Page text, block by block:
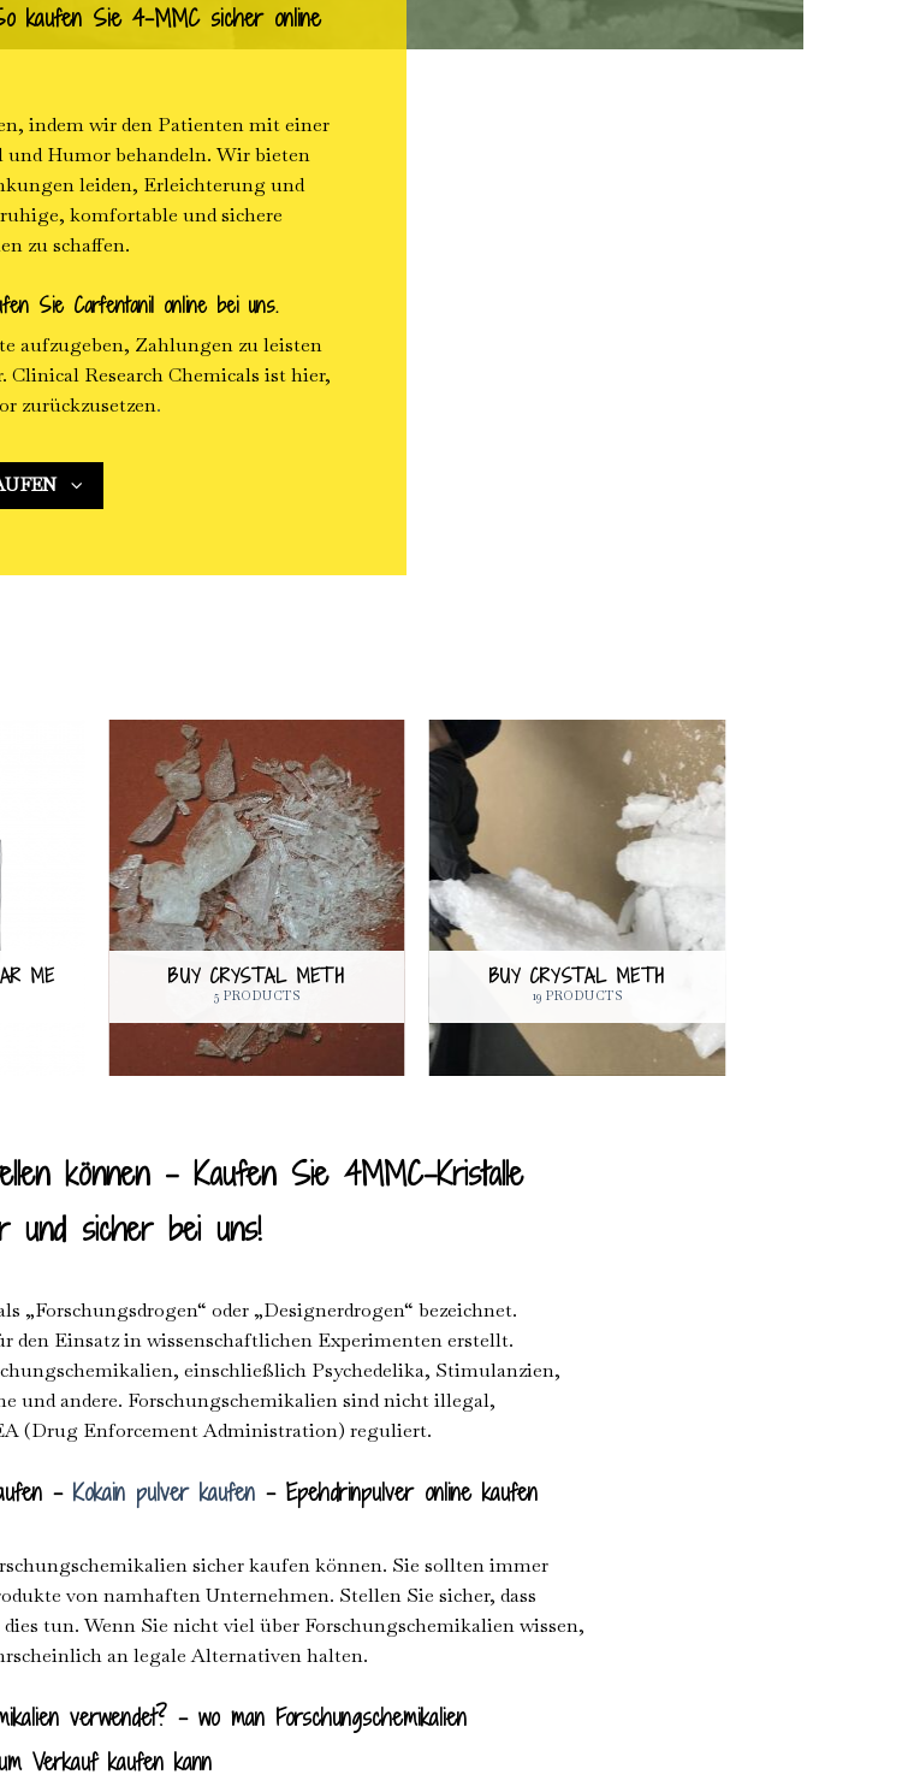
kaufen Sie 4-MMC sicher online
indem wir den Patienten mit einer
Humor behandeln. Wir bieten
leiden, Erleichterung und
komfortable und sichere
zu schaffen.
Sie Carfentanil online bei uns.
aufzugeben, Zahlungen zu leisten
Research Chemicals ist hier,
zurückzusetzen.
ME BUY CRYSTAL METH
5 PRODUCTS
BUY CRYSTAL METH
19 PRODUCTS
können – Kaufen Sie 4MMC-Kristalle
und sicher bei uns!
„Forschungsdrogen“ oder „Designerdrogen“ bezeichnet.
den Einsatz in wissenschaftlichen Experimenten erstellt.
einschließlich Psychedelika, Stimulanzien,
und andere. Forschungschemikalien sind nicht illegal,
(Drug Enforcement Administration) reguliert.
– Kokain pulver kaufen– Epehdrinpulver online kaufen
sicher kaufen können. Sie sollten immer
von namhaften Unternehmen. Stellen Sie sicher, dass
tun. Wenn Sie nicht viel über Forschungschemikalien wissen,
an legale Alternativen halten.
verwendet? – wo man Forschungschemikalien
Verkauf kaufen kann